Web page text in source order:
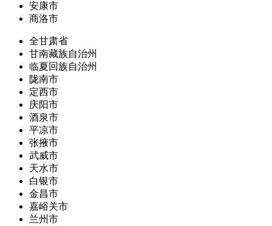
安康市
商洛市
全甘肃省
甘南藏族自治州
临夏回族自治州
陇南市
定西市
庆阳市
酒泉市
平凉市
张掖市
武威市
天水市
白银市
金昌市
嘉峪关市
兰州市